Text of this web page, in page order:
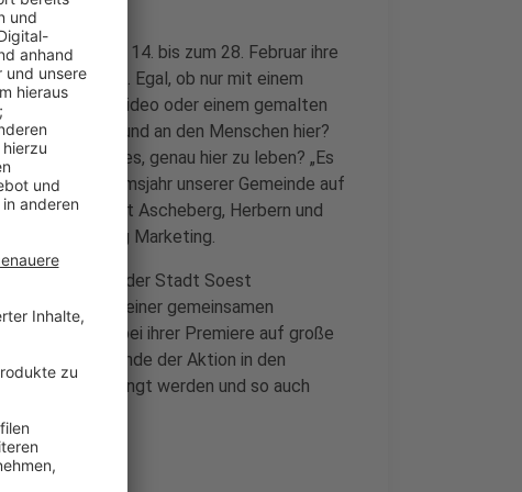
können vom 14. bis zum 28. Februar ihre
kundtun. Egal, ob nur mit einem
Foto, einem Video oder einem gemalten
ich an ihm und an den Menschen hier?
liebe ich es, genau hier zu leben? „Es
im 50. Jubiläumsjahr unserer Gemeinde auf
mit Ascheberg, Herbern und
von Ascheberg Marketing.
hat die Idee in der Stadt Soest
schnell von einer gemeinsamen
Aktion bei ihrer Premiere auf große
Dorf“ nach Ende der Aktion in den
ausgehängt werden und so auch